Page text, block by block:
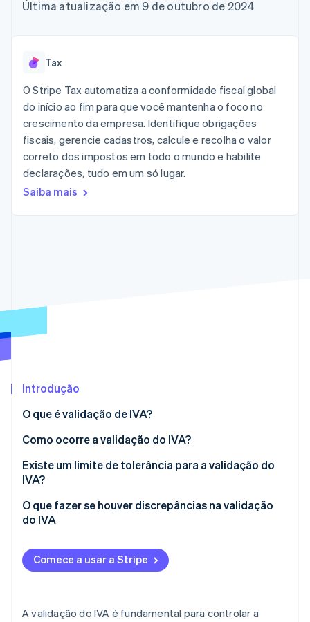
de 125
Link
acelerado
Recognition
Sincronização
de dados
Mais
Product roadmap
Veja o que está chegando
Radar
Veja como a Stripe está construindo a infraestrutura
Assista agora
Marketplaces
Plataformas
Por setor
Empresas de IA
Economia de criadores
Jogos
Hospitalidade, viagens
Mídia e entretenimento
Gerenciar assinaturas
uso
Provisione e gerencie
serviços com agentes
Recursos
Integrações de
Blog de
Stripe Press
Contato
Fale com a equipe de
Última atualização em 9 de outubro de 2024
Tax
O Stripe Tax automatiza a conformidade fiscal global
do início ao fim para que você mantenha o foco no
crescimento da empresa. Identifique obrigações
fiscais, gerencie cadastros, calcule e recolha o valor
correto dos impostos em todo o mundo e habilite
declarações, tudo em um só lugar.
Saiba mais
Introdução
O que é validação de IVA?
Como ocorre a validação do IVA?
Cálculo da validação do IVA
Existe um limite de tolerância para a validação do
IVA?
O que fazer se houver discrepâncias na validação
do IVA
Comece a usar a Stripe
A validação do IVA é fundamental para controlar a